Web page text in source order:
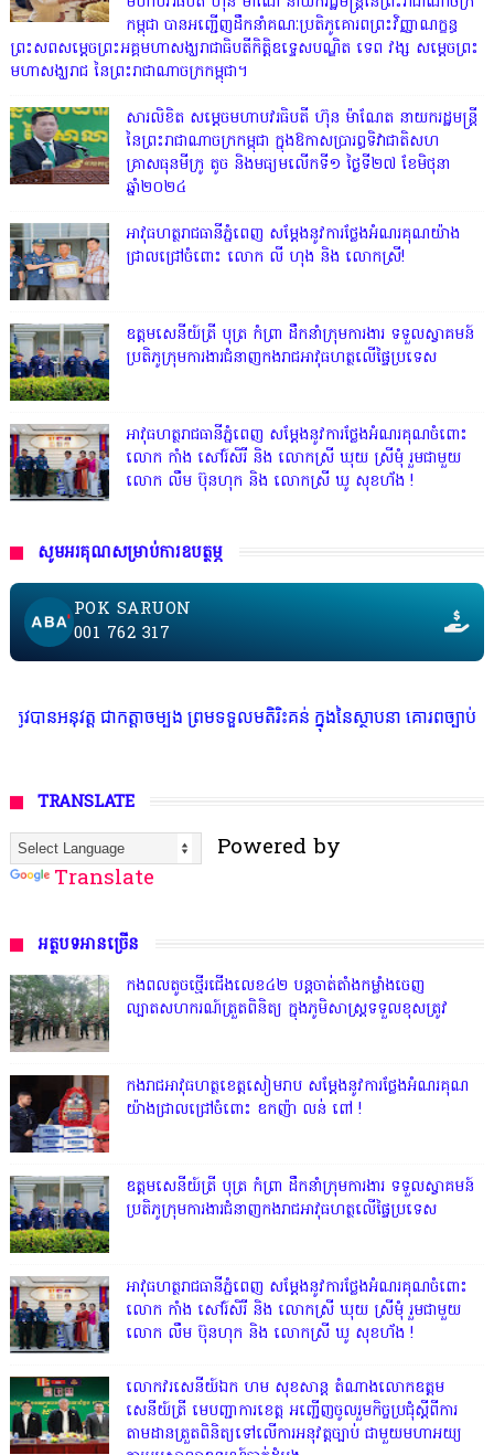
កម្ពុជា បានអញ្ជើញដឹកនាំគណៈប្រតិភូគោរពព្រះវិញ្ញាណក្ខន្ធ
ព្រះសពសម្តេចព្រះអគ្គមហាសង្ឃរាជាធិបតីកិត្តិឧទ្ទេសបណ្ឌិត ទេព វង្ស សម្តេចព្រះ
មហាសង្ឃរាជ នៃព្រះរាជាណាចក្រកម្ពុជា។
សារលិខិត សម្តេចមហាបវរធិបតី ហ៊ុន ម៉ាណែត នាយករដ្ឋមន្ត្រី
នៃព្រះរាជាណាចក្រកម្ពុជា ក្នុងឱកាសប្រារព្ធទិវាជាតិសហ
គ្រាសធុនមីក្រូ តូច និងមធ្យមលើកទី១ ថ្ងៃទី២៧ ខែមិថុនា
ឆ្នាំ២០២៤
អាវុធហត្ថរាជធានីភ្នំពេញ សម្តែងនូវការថ្លែងអំណរគុណយ៉ាង
ជ្រាលជ្រៅចំពោះ លោក លី ហុង និង លោកស្រី!
ឧត្តមសេនីយ៍ត្រី បុត្រ កំព្រា ដឹកនាំក្រុមការងារ ទទួលស្វាគមន៍
ប្រតិភូក្រុមការងារជំនាញកងរាជអាវុធហត្ថលើផ្ទៃប្រទេស
អាវុធហត្ថរាជធានីភ្នំពេញ សម្តែងនូវការថ្លែងអំណរគុណចំពោះ
លោក កាំង សៅរ៍សិរី និង លោកស្រី ឃុយ ស្រីមុំ រួមជាមួយ
លោក លឹម ប៊ុនហុក និង លោកស្រី ឃូ សុខហ័ង !
សូមអរគុណសម្រាប់ការឧបត្ថម្ភ
POK SARUON
001 762 317
ម្បង ព្រមទទួលមតិរិះគន់ ក្នុងនៃស្ថាបនា គោរពច្បាប់ និង សេរីភាពសារព័
TRANSLATE
Powered by
Translate
អត្ថបទអានច្រើន
កងពលតូចថ្មើរជើងលេខ៤២ បន្តចាត់តាំងកម្លាំងចេញ
ល្បាតសហករណ៍ត្រួតពិនិត្យ ក្នុងភូមិសាស្រ្តទទួលខុសត្រូវ
កងរាជអាវុធហត្ថខេត្តសៀមរាប សម្តែងនូវការថ្លែងអំណរគុណ
យ៉ាងជ្រាលជ្រៅចំពោះ ឧកញ៉ា លន់ ពៅ !
ឧត្តមសេនីយ៍ត្រី បុត្រ កំព្រា ដឹកនាំក្រុមការងារ ទទួលស្វាគមន៍
ប្រតិភូក្រុមការងារជំនាញកងរាជអាវុធហត្ថលើផ្ទៃប្រទេស
អាវុធហត្ថរាជធានីភ្នំពេញ សម្តែងនូវការថ្លែងអំណរគុណចំពោះ
លោក កាំង សៅរ៍សិរី និង លោកស្រី ឃុយ ស្រីមុំ រួមជាមួយ
លោក លឹម ប៊ុនហុក និង លោកស្រី ឃូ សុខហ័ង !
លោក​វរសេនីយ៍ឯក​ ហម​ សុខសាន្ត តំណាង​លោកឧត្តម
សេនីយ៍ត្រី មេបញ្ជាការ​ខេត្ត អញ្ជេីញចូលរួមកិច្ចប្រជុំស្ដីពីការ
តាមដានត្រួតពិនិត្យទៅលេីការអនុវត្តច្បាប់​ ជាមួយមហាអយ្យ